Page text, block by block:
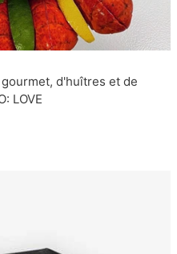
d'huîtres et de
LOVE